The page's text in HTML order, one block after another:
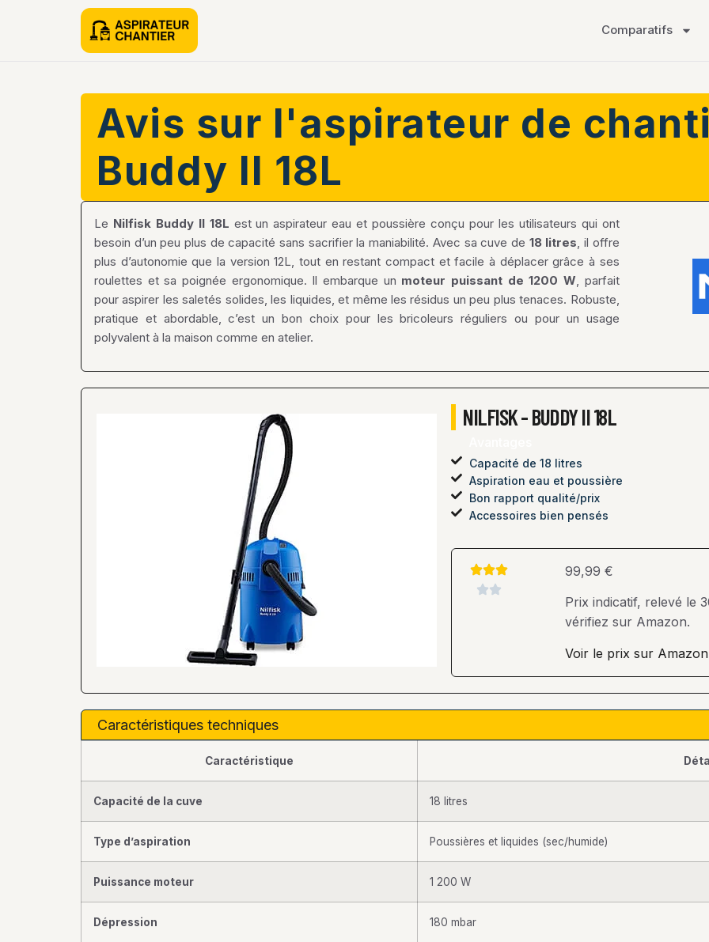
Comparatifs
Avis sur l'aspirateur de
Buddy II 18L
Le Nilfisk Buddy II 18L est un aspirateur eau et poussière conçu pour les utilisateurs qui ont
besoin d’un peu plus de capacité sans sacrifier la maniabilité. Avec sa cuve de 18 litres , il offre
plus d’autonomie que la version 12L, tout en restant compact et facile à déplacer grâce à ses
roulettes et sa poignée ergonomique. Il embarque un moteur puissant de 1200 W , parfait
pour aspirer les saletés solides, les liquides, et même les résidus un peu plus tenaces. Robuste,
pratique et abordable, c’est un bon choix pour les bricoleurs réguliers ou pour un usage
polyvalent à la maison comme en atelier.
NILFISK - BUDDY II 18L
Capacité de 18 litres
Aspiration eau et poussière
Bon rapport qualité/prix
Accessoires bien pensés
99,99 €
Prix indicatif, relevé le
vérifiez sur Amazon.
Voir le prix sur Amazon
Caractéristiques techniques
Caractéristique
Capacité de la cuve 18 litres
Type d’aspiration Poussières et liquides (sec/humide)
Puissance moteur 1 200 W
Dépression 180 mbar